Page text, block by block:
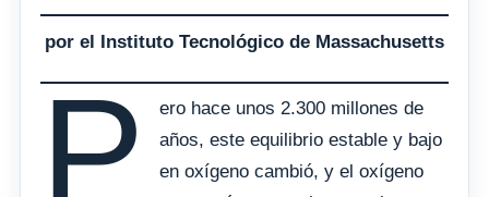
por el Instituto Tecnológico de Massachusetts
P
ero hace unos 2.300 millones de
años, este equilibrio estable y bajo
en oxígeno cambió, y el oxígeno